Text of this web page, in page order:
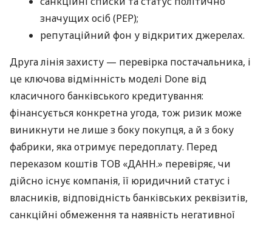
значущих осіб (PEP);
репутаційний фон у відкритих джерелах.
Друга лінія захисту — перевірка постачальника, і
це ключова відмінність моделі Done від
класичного банківського кредитування:
фінансується конкретна угода, тож ризик може
виникнути не лише з боку покупця, а й з боку
фабрики, яка отримує передоплату. Перед
переказом коштів ТОВ «ДАНН.» перевіряє, чи
дійсно існує компанія, її юридичний статус і
власників, відповідність банківських реквізитів,
санкційні обмеження та наявність негативної